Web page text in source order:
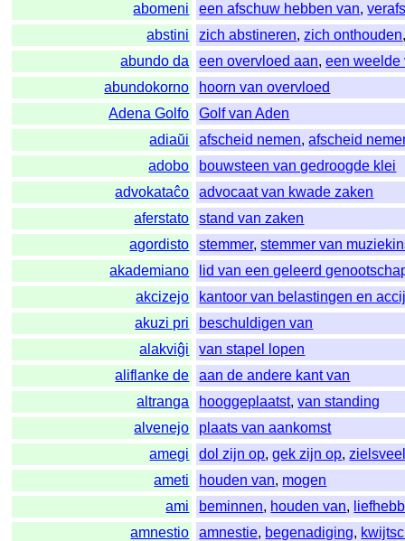
abomeni
een afschuw hebben van,
abstini
zich abstineren,zich onthouden
abundo da
een overvloed aan,een weelde
abundokorno
hoorn van overvloed
Adena Golfo
Golf van Aden
adiaŭi
afscheid nemen,afscheid
adobo
bouwsteen van gedroogde klei
advokataĉo
advocaat van kwade zaken
aferstato
stand van zaken
agordisto
stemmer,stemmer van
akademiano
lid van een geleerd
akcizejo
kantoor van belastingen en
akuzi pri
beschuldigen van
alakviĝi
van stapel lopen
aliflanke de
aan de andere kant van
altranga
hooggeplaatst,van standing
alvenejo
plaats van aankomst
amegi
dol zijn op,gek zijn op,
ameti
houden van, mogen
ami
beminnen, houden van,
amnestio
amnestie, begenadiging,